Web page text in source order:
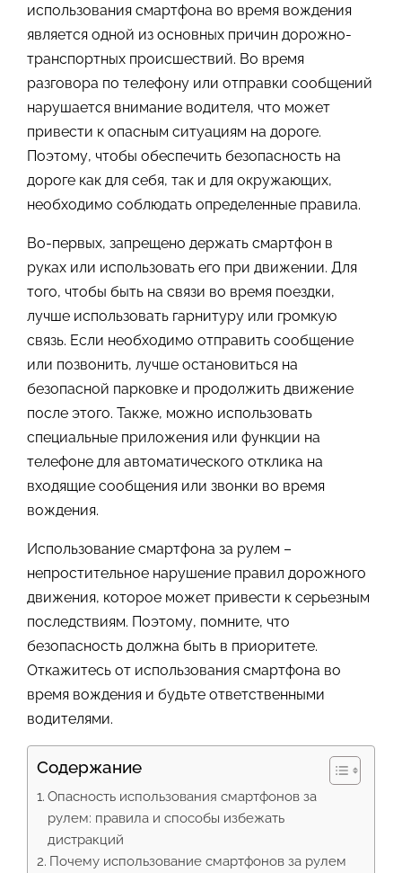
использования смартфона во время вождения
является одной из основных причин дорожно-
транспортных происшествий. Во время
разговора по телефону или отправки сообщений
нарушается внимание водителя, что может
привести к опасным ситуациям на дороге.
Поэтому, чтобы обеспечить безопасность на
дороге как для себя, так и для окружающих,
необходимо соблюдать определенные правила.
Во-первых, запрещено держать смартфон в
руках или использовать его при движении. Для
того, чтобы быть на связи во время поездки,
лучше использовать гарнитуру или громкую
связь. Если необходимо отправить сообщение
или позвонить, лучше остановиться на
безопасной парковке и продолжить движение
после этого. Также, можно использовать
специальные приложения или функции на
телефоне для автоматического отклика на
входящие сообщения или звонки во время
вождения.
Использование смартфона за рулем –
непростительное нарушение правил дорожного
движения, которое может привести к серьезным
последствиям. Поэтому, помните, что
безопасность должна быть в приоритете.
Откажитесь от использования смартфона во
время вождения и будьте ответственными
водителями.
Содержание
Опасность использования смартфонов за
рулем: правила и способы избежать
дистракций
Почему использование смартфонов за рулем